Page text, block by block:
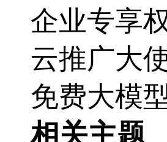
企业专享
云推广大
免费大模
相关主题